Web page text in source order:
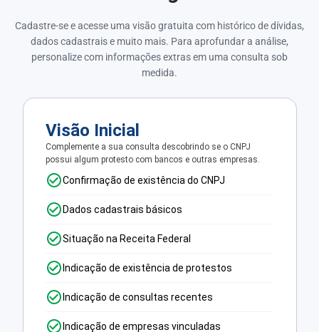
Cadastre-se e acesse uma visão gratuita com histórico de dívidas,
dados cadastrais e muito mais. Para aprofundar a análise,
personalize com informações extras em uma consulta sob
medida.
Visão Inicial
Complemente a sua consulta descobrindo se o CNPJ
possui algum protesto com bancos e outras empresas.
Confirmação de existência do CNPJ
Dados cadastrais básicos
Situação na Receita Federal
Indicação de existência de protestos
Indicação de consultas recentes
Indicação de empresas vinculadas